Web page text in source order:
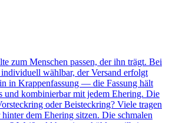
zum Menschen passen, der ihn trägt. Bei
wählbar, der Versand erfolgt
in Krappenfassung — die Fassung hält
und kombinierbar mit jedem Ehering. Die
oder Beisteckring? Viele tragen
dem Ehering sitzen. Die schmalen